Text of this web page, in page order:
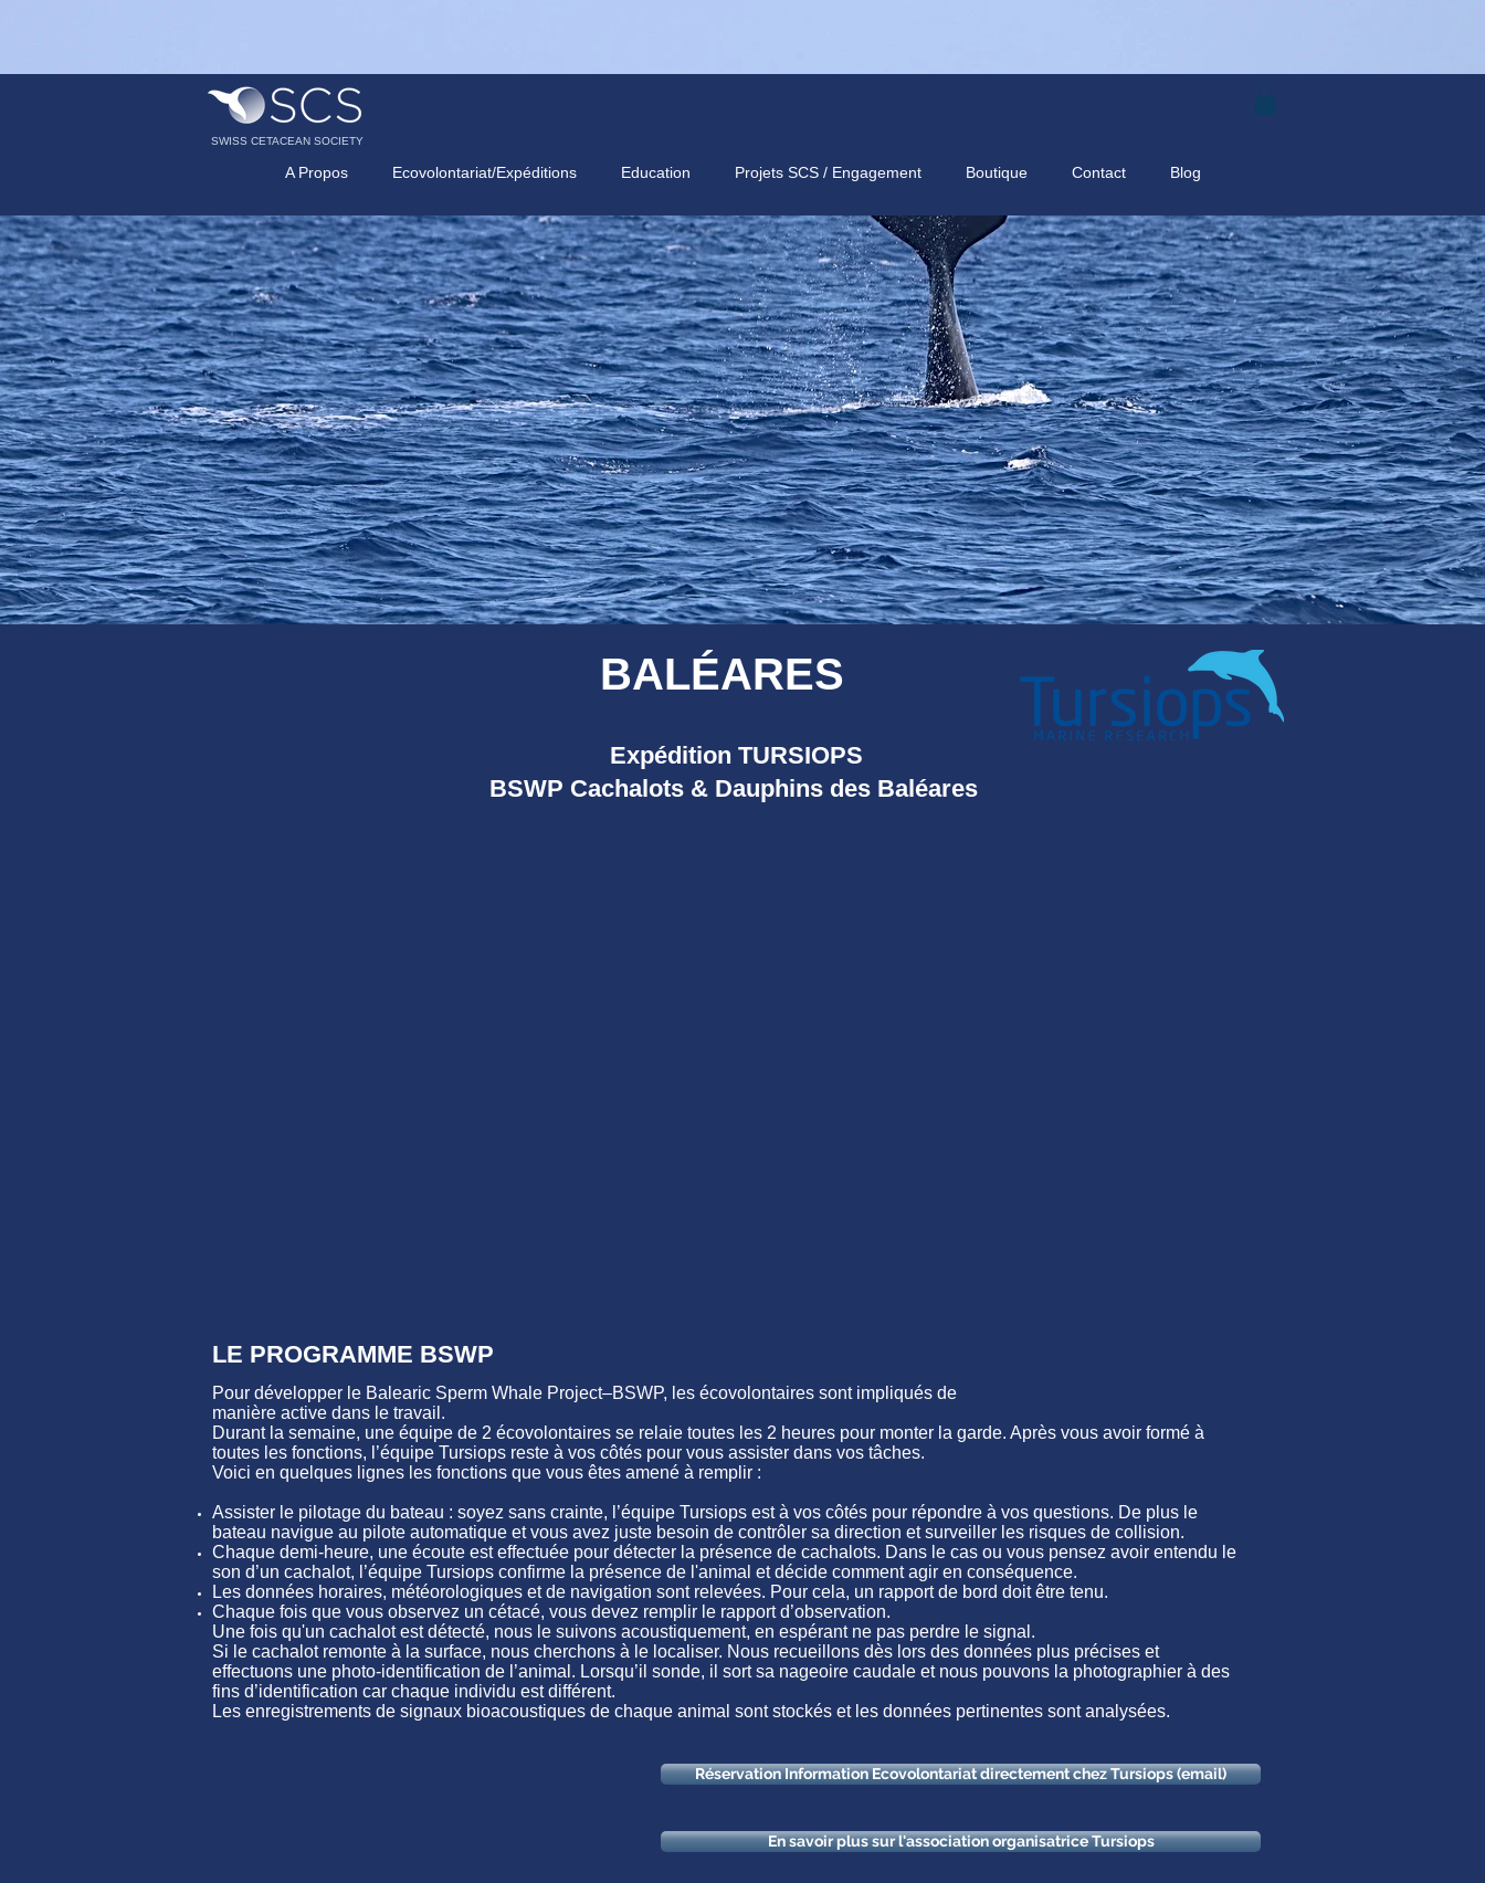
BALÉARES
Expédition TURSIOPS
BSWP Cachalots & Dauphins des Baléares
LE PROGRAMME BSWP
Pour développer le Balearic Sperm Whale Project–BSWP, les écovolontaires sont impliqués de
manière active dans le travail.
Durant la semaine, une équipe de 2 écovolontaires se relaie toutes les 2 heures pour monter la garde. Après vous avoir formé à
toutes les fonctions, l’équipe Tursiops reste à vos côtés pour vous assister dans vos tâches.
Voici en quelques lignes les fonctions que vous êtes amené à remplir :
Assister le pilotage du bateau : soyez sans crainte, l’équipe Tursiops est à vos côtés pour répondre à vos questions. De plus le
bateau navigue au pilote automatique et vous avez juste besoin de contrôler sa direction et surveiller les risques de collision.
Chaque demi-heure, une écoute est effectuée pour détecter la présence de cachalots. Dans le cas ou vous pensez avoir entendu le
son d’un cachalot, l’équipe Tursiops confirme la présence de l'animal et décide comment agir en conséquence.
Les données horaires, météorologiques et de navigation sont relevées. Pour cela, un rapport de bord doit être tenu.
Chaque fois que vous observez un cétacé, vous devez remplir le rapport d’observation.
Une fois qu'un cachalot est détecté, nous le suivons acoustiquement, en espérant ne pas perdre le signal.
Si le cachalot remonte à la surface, nous cherchons à le localiser. Nous recueillons dès lors des données plus précises et
effectuons une photo-identification de l’animal. Lorsqu’il sonde, il sort sa nageoire caudale et nous pouvons la photographier à des
fins d’identification car chaque individu est différent.
Les enregistrements de signaux bioacoustiques de chaque animal sont stockés et les données pertinentes sont analysées.
Réservation Information Ecovolontariat directement chez Tursiops (email)
En savoir plus sur l'association organisatrice Tursiops
SWISS CETACEAN SOCIETY
A Propos Ecovolontariat/Expéditions Education Projets SCS / Engagement Boutique Contact Blog